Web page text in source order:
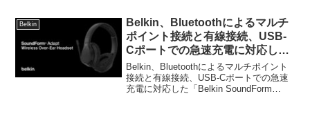
Belkin
Belkin、Bluetoothによるマルチ
ポイント接続と有線接続、USB-
Cポートでの急速充電に対応した
「Belkin SoundForm Adaptワイ
ヤレスオーバーイヤーヘッドセッ
ト」を発売。
Belkin、Bluetoothによるマルチポイント
接続と有線接続、USB-Cポートでの急速
充電に対応した「Belkin SoundForm